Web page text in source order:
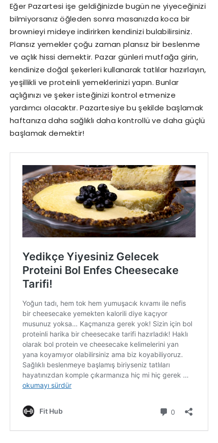
Eğer Pazartesi işe geldiğinizde bugün ne yiyeceğinizi
bilmiyorsanız öğleden sonra masanızda koca bir
brownieyi mideye indirirken kendinizi bulabilirsiniz.
Plansız yemekler çoğu zaman plansız bir beslenme
ve açlık hissi demektir. Pazar günleri mutfağa girin,
kendinize doğal şekerleri kullanarak tatlılar hazırlayın,
yeşillikli ve proteinli yemeklerinizi yapın. Bunlar
açlığınızı ve şeker isteğinizi kontrol etmenize
yardımcı olacaktır. Pazartesiye bu şekilde başlamak
haftanıza daha sağlıklı daha kontrollü ve daha güçlü
başlamak demektir!